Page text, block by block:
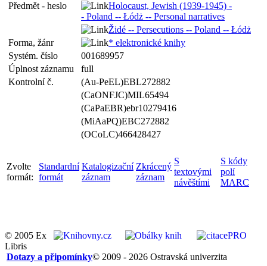
Předmět - heslo
Holocaust, Jewish (1939-1945) -
- Poland -- Łódż -- Personal narratives
Židé -- Persecutions -- Poland -- Łódż
Forma, žánr
* elektronické knihy
Systém. číslo
001689957
Úplnost záznamu
full
Kontrolní č.
(Au-PeEL)EBL272882
(CaONFJC)MIL65494
(CaPaEBR)ebr10279416
(MiAaPQ)EBC272882
(OCoLC)466428427
Zvolte
formát:
Standardní
formát
Katalogizační
záznam
Zkrácený
záznam
S
textovými
návěštími
S kódy
polí
MARC
© 2005 Ex
Libris
© 2009 - 2026 Ostravská univerzita
Dotazy a připomínky